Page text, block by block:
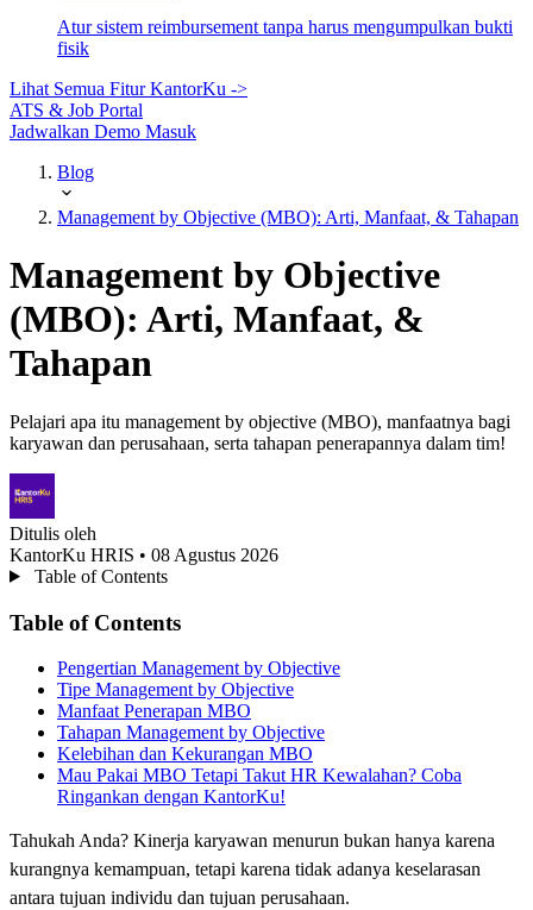
Atur sistem reimbursement tanpa harus mengumpulkan bukti
fisik
Lihat Semua Fitur KantorKu ->
ATS & Job Portal
Jadwalkan Demo Masuk
Blog
Management by Objective (MBO): Arti, Manfaat, & Tahapan
Management by Objective
(MBO): Arti, Manfaat, &
Tahapan
Pelajari apa itu management by objective (MBO), manfaatnya bagi
karyawan dan perusahaan, serta tahapan penerapannya dalam tim!
Ditulis oleh
KantorKu HRIS • 08 Agustus 2026
Table of Contents
Table of Contents
Pengertian Management by Objective
Tipe Management by Objective
Manfaat Penerapan MBO
Tahapan Management by Objective
Kelebihan dan Kekurangan MBO
Mau Pakai MBO Tetapi Takut HR Kewalahan? Coba
Ringankan dengan KantorKu!
Tahukah Anda? Kinerja karyawan menurun bukan hanya karena
kurangnya kemampuan, tetapi karena tidak adanya keselarasan
antara tujuan individu dan tujuan perusahaan.